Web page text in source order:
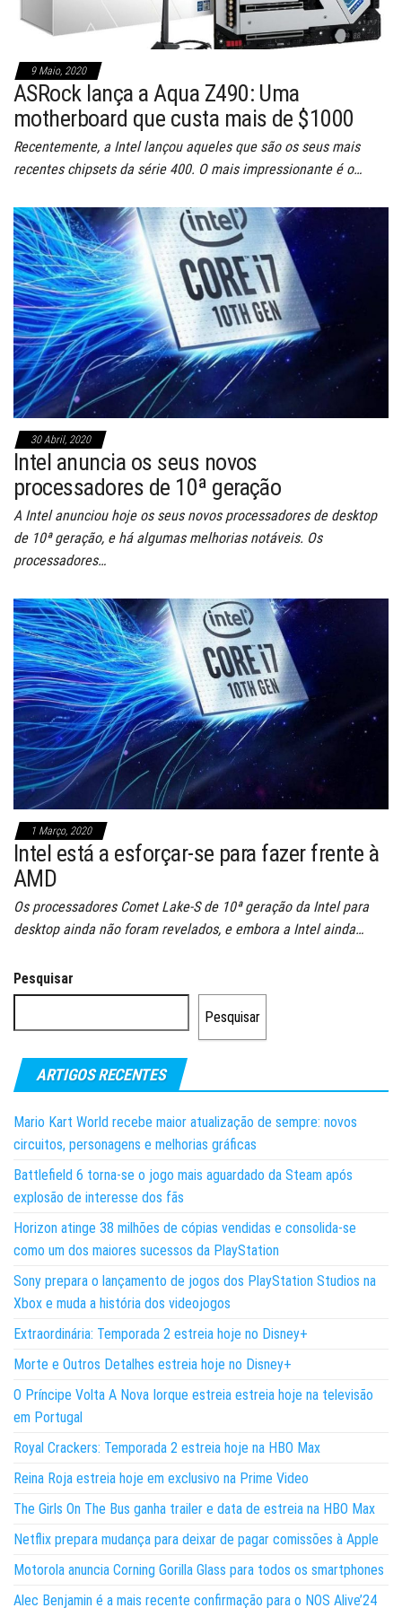
9 Maio, 2020
ASRock lança a Aqua Z490: Uma
motherboard que custa mais de $1000
Recentemente, a Intel lançou aqueles que são os seus mais
recentes chipsets da série 400. O mais impressionante é o…
30 Abril, 2020
Intel anuncia os seus novos
processadores de 10ª geração
A Intel anunciou hoje os seus novos processadores de desktop
de 10ª geração, e há algumas melhorias notáveis. Os
processadores…
1 Março, 2020
Intel está a esforçar-se para fazer frente à
AMD
Os processadores Comet Lake-S de 10ª geração da Intel para
desktop ainda não foram revelados, e embora a Intel ainda…
Pesquisar
Pesquisar
ARTIGOS RECENTES
Mario Kart World recebe maior atualização de sempre: novos
circuitos, personagens e melhorias gráficas
Battlefield 6 torna-se o jogo mais aguardado da Steam após
explosão de interesse dos fãs
Horizon atinge 38 milhões de cópias vendidas e consolida-se
como um dos maiores sucessos da PlayStation
Sony prepara o lançamento de jogos dos PlayStation Studios na
Xbox e muda a história dos videojogos
Extraordinária: Temporada 2 estreia hoje no Disney+
Morte e Outros Detalhes estreia hoje no Disney+
O Príncipe Volta A Nova Iorque estreia estreia hoje na televisão
em Portugal
Royal Crackers: Temporada 2 estreia hoje na HBO Max
Reina Roja estreia hoje em exclusivo na Prime Video
The Girls On The Bus ganha trailer e data de estreia na HBO Max
Netflix prepara mudança para deixar de pagar comissões à Apple
Motorola anuncia Corning Gorilla Glass para todos os smartphones
Alec Benjamin é a mais recente confirmação para o NOS Alive’24